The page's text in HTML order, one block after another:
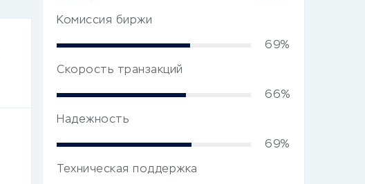
Комиссия биржи
69%
Скорость транзакций
66%
Надежность
69%
Техническая поддержка